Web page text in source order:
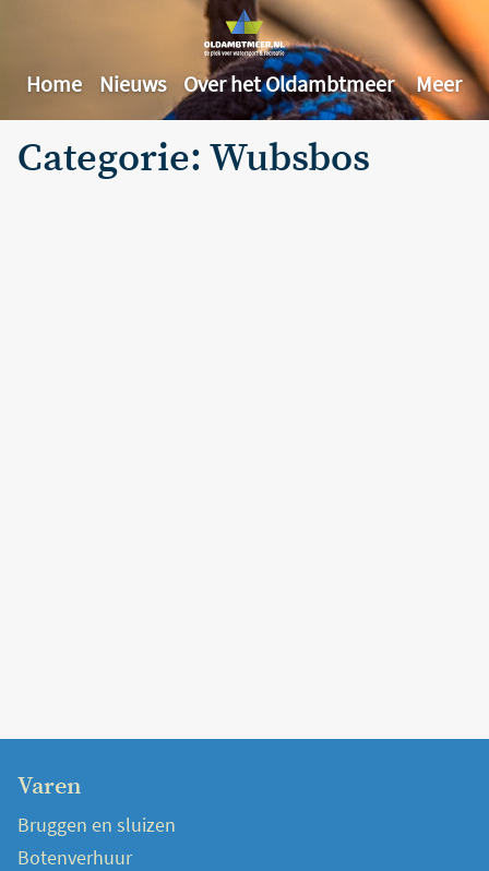
Home Nieuws Over het Oldambtmeer Meer
Categorie: Wubsbos
Varen
Bruggen en sluizen
Botenverhuur